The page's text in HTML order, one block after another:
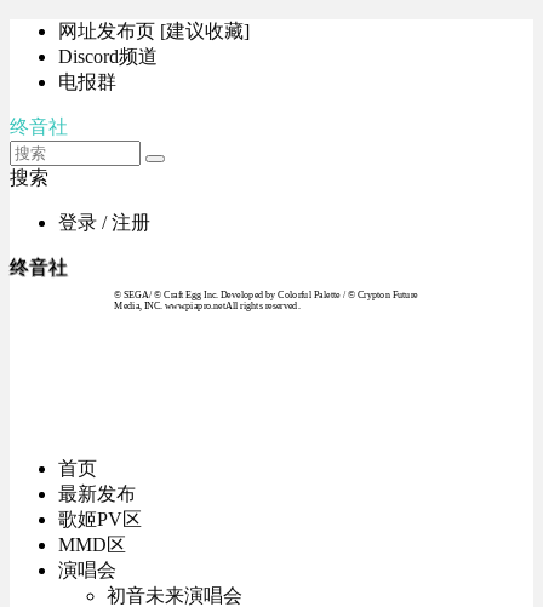
网址发布页 [建议收藏]
Discord频道
电报群
终音社
搜索
登录 / 注册
终音社
© SEGA / © Craft Egg Inc. Developed by Colorful Palette / © Crypton Future
Media, INC. www.piapro.netAll rights reserved.
首页
最新发布
歌姬PV区
MMD区
演唱会
初音未来演唱会